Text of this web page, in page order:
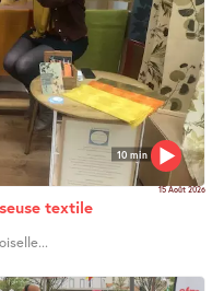
10 min
15 Août 2026
textile